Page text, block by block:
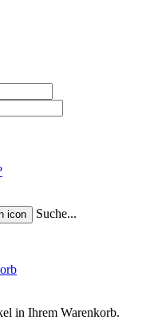
Suche...
in Ihrem Warenkorb.